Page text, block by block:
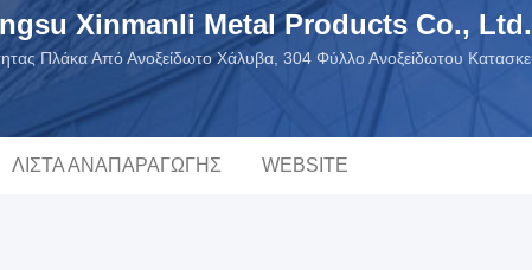
Xinmanli Metal Products Co., Ltd.
Πλάκα Από Ανοξείδωτο Χάλυβα, 304 Φύλλο Ανοξείδωτου
ΛΊΣΤΑ ΑΝΑΠΑΡΑΓΩΓΉΣ WEBSITE